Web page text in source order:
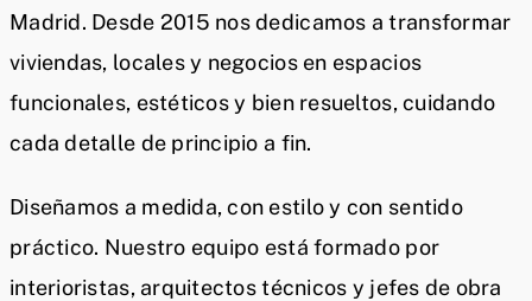
Madrid. Desde 2015 nos dedicamos a transformar
viviendas, locales y negocios en espacios
funcionales, estéticos y bien resueltos, cuidando
cada detalle de principio a fin.
Diseñamos a medida, con estilo y con sentido
práctico. Nuestro equipo está formado por
interioristas, arquitectos técnicos y jefes de obra